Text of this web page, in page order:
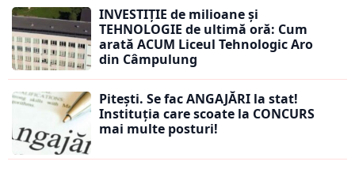
INVESTIȚIE de milioane și
TEHNOLOGIE de ultimă oră: Cum
arată ACUM Liceul Tehnologic Aro
din Câmpulung
Pitești. Se fac ANGAJĂRI la stat!
Instituția care scoate la CONCURS
mai multe posturi!